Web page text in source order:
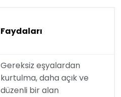
Faydaları
Gereksiz eşyalardan
kurtulma, daha açık ve
düzenli bir alan